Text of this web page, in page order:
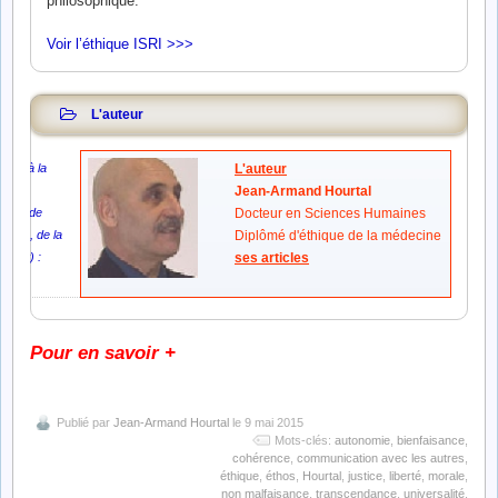
parfait) ne peuvent être approchées et résolues que dans
fonder ses propres règles. Il le serait en réalité s’il ne
posait comme principe le respect de l’autre, il convient
de le rappeler sans cesse. Puisque nous faisons
définition : « La volonté humaine se construit par
l’énergie d’une pensée se manifestant dans le temps
Voir l’éthique ISRI >>>
L'auteur
à la
de
de la
:
L'auteur
Jean-Armand Hourtal
Docteur en Sciences Humaines
Diplômé d'éthique de la médecine
ses articles
Pour en savoir +
Publié par Jean-Armand Hourtal le 9 mai 2015
Mots-clés: autonomie bienfaisance
cohérence communication avec les autres
éthique éthos Hourtal justice liberté morale
non malfaisance transcendance universalité